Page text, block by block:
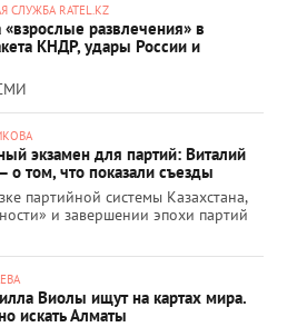
СЛУЖБА RATEL.KZ
развлечения» в
КНДР, удары России и
экзамен для партий: Виталий
о том, что показали съезды
партийной системы Казахстана,
и завершении эпохи партий
Виолы ищут на картах мира.
искать Алматы